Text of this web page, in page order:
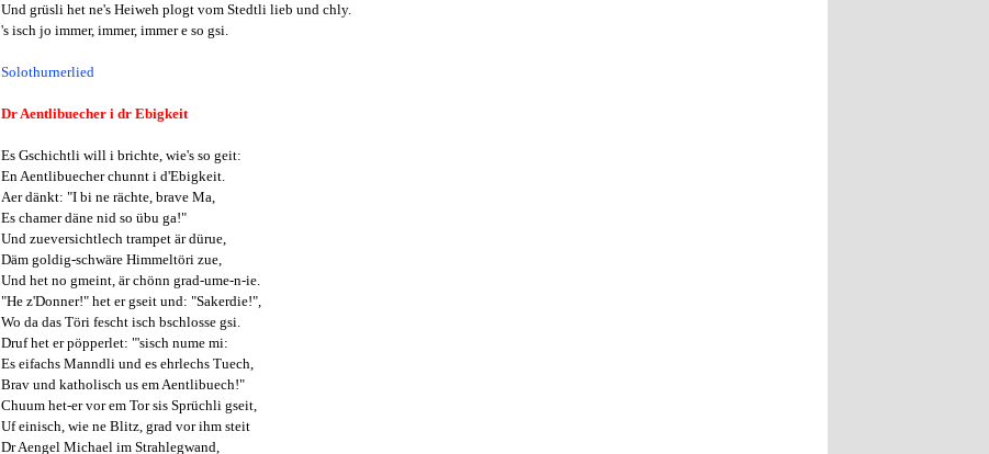
Und grüsli het ne's Heiweh plogt vom Stedtli lieb und chly.
's isch jo immer, immer, immer e so gsi.
Solothurnerlied
Dr Aentlibuecher i dr Ebigkeit
Es Gschichtli will i brichte, wie's so geit:
En Aentlibuecher chunnt i d'Ebigkeit.
Aer dänkt: "I bi ne rächte, brave Ma,
Es chamer däne nid so übu ga!"
Und zueversichtlech trampet är dürue,
Däm goldig-schwäre Himmeltöri zue,
Und het no gmeint, är chönn grad-ume-n-ie.
"He z'Donner!" het er gseit und: "Sakerdie!",
Wo da das Töri fescht isch bschlosse gsi.
Druf het er pöpperlet: "'sisch nume mi:
Es eifachs Manndli und es ehrlechs Tuech,
Brav und katholisch us em Aentlibuech!"
Chuum het-er vor em Tor sis Sprüchli gseit,
Uf einisch, wie ne Blitz, grad vor ihm steit
Dr Aengel Michael im Strahlegwand,